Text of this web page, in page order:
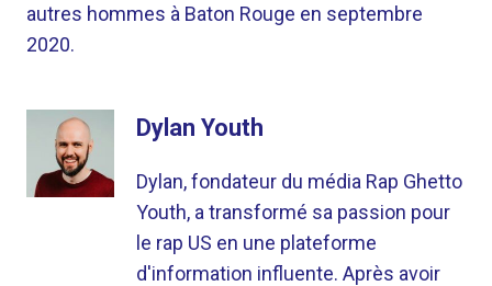
autres hommes à Baton Rouge en septembre
2020.
Dylan Youth
Dylan, fondateur du média Rap Ghetto
Youth, a transformé sa passion pour
le rap US en une plateforme
d'information influente. Après avoir